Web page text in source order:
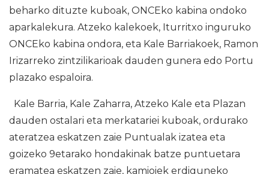
beharko dituzte kuboak, ONCEko kabina ondoko
aparkalekura. Atzeko kalekoek, Iturritxo inguruko
ONCEko kabina ondora, eta Kale Barriakoek, Ramon
Irizarreko zintzilikarioak dauden gunera edo Portu
plazako espaloira.
Kale Barria, Kale Zaharra, Atzeko Kale eta Plazan
dauden ostalari eta merkatariei kuboak, ordurako
ateratzea eskatzen zaie Puntualak izatea eta
goizeko 9etarako hondakinak batze puntuetara
eramatea eskatzen zaie, kamioiek erdiguneko